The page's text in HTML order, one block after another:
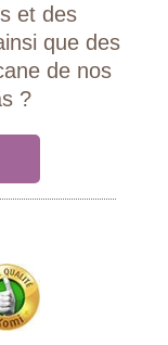
et des
que des
de nos
?